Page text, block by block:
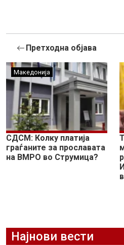
Претходна објава
Македонија
СДСМ: Колку платија
граѓаните за прославата
на ВМРО во Струмица?
Најнови вести